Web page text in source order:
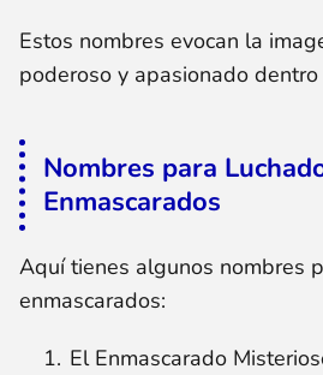
Estos nombres evocan la
poderoso y apasionado
Nombres para
Enmascarados
Aquí tienes algunos nombres
enmascarados:
El Enmascarado